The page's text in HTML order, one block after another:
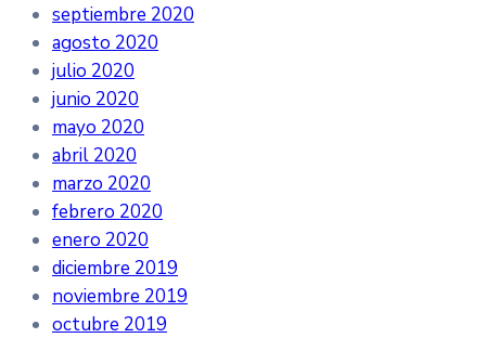
septiembre 2020
agosto 2020
julio 2020
junio 2020
mayo 2020
abril 2020
marzo 2020
febrero 2020
enero 2020
diciembre 2019
noviembre 2019
octubre 2019